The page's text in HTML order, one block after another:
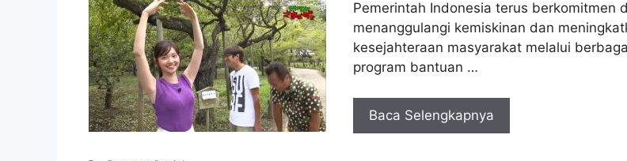
Pemerintah Indonesia terus berkomitmen
menanggulangi kemiskinan dan
kesejahteraan masyarakat melalui
program bantuan …
Baca Selengkapnya